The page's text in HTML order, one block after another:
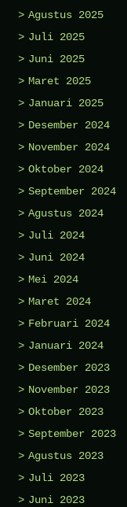
Agustus 2025
Juli 2025
Juni 2025
Maret 2025
Januari 2025
Desember 2024
November 2024
Oktober 2024
September 2024
Agustus 2024
Juli 2024
Juni 2024
Mei 2024
Maret 2024
Februari 2024
Januari 2024
Desember 2023
November 2023
Oktober 2023
September 2023
Agustus 2023
Juli 2023
Juni 2023